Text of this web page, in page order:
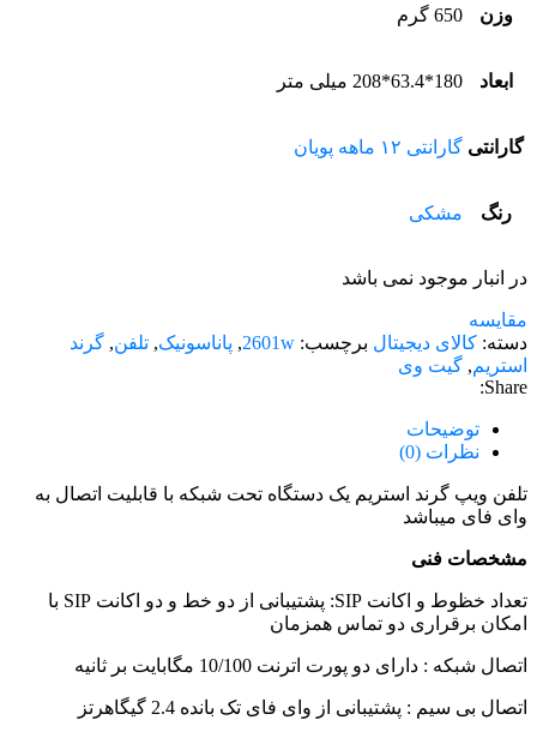
وزن 650 گرم
ابعاد 180*63.4*208 میلی متر
گارانتی گارانتی ۱۲ ماهه پویان
رنگ مشکی
در انبار موجود نمی باشد
مقایسه
دسته: کالای دیجیتال برچسب: 2601w
, پاناسونیک, تلفن, گرند
استریم, گیت وی
Share:
توضیحات
نظرات (0)
تلفن ویپ گرند استریم یک دستگاه تحت شبکه با قابلیت اتصال به
وای فای میباشد
مشخصات فنی
تعداد خظوط و اکانت SIP: پشتیبانی از دو خط و دو اکانت SIP با
امکان برقراری دو تماس همزمان
اتصال شبکه : دارای دو پورت اترنت 10/100 مگابایت بر ثانیه
اتصال بی سیم : پشتیبانی از وای فای تک بانده 2.4 گیگاهرتز